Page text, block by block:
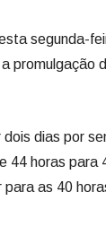
segunda-
promulgação
dias por
44 horas para
as 40